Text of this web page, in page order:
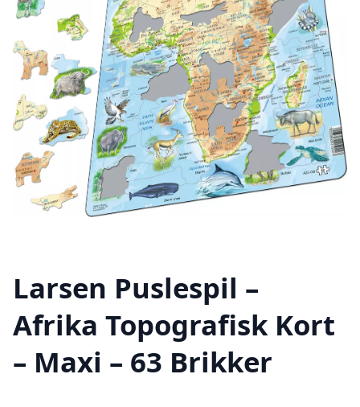
Larsen Puslespil –
Afrika Topografisk Kort
– Maxi – 63 Brikker